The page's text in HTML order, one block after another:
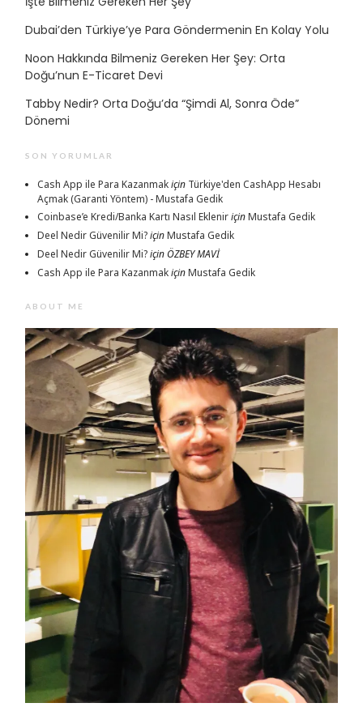
Dubai’den Türkiye’ye Para Göndermenin En Kolay Yolu
Noon Hakkında Bilmeniz Gereken Her Şey: Orta
Doğu’nun E-Ticaret Devi
Tabby Nedir? Orta Doğu’da “Şimdi Al, Sonra Öde”
Dönemi
SON YORUMLAR
Cash App ile Para Kazanmakiçin Türkiye'den CashApp Hesabı
Açmak (Garanti Yöntem) - Mustafa Gedik
Coinbase’e Kredi/Banka Kartı Nasıl EkleniriçinMustafa Gedik
Deel Nedir Güvenilir Mi?içinMustafa Gedik
Deel Nedir Güvenilir Mi?içinÖZBEY MAVİ
Cash App ile Para KazanmakiçinMustafa Gedik
ABOUT ME